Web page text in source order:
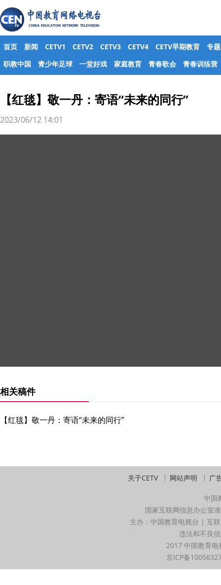
首页 新闻 CETV1 CETV2 CETV3 CETV4 CETV早期教育
专题
职教中国
青少年足球 一堂好戏 家庭教育 青春歌会 青春训练营
【红毯】敬一丹：寄语“未来的同行”
2023/06/12 14:01
相关稿件
【红毯】敬一丹：寄语“未来的同行”
关于CETV 网站声明 广
中国
国家互联网信息办公室
主办：中国教育电视台 | 互
违法和不良
2017 中国教育
京ICP备